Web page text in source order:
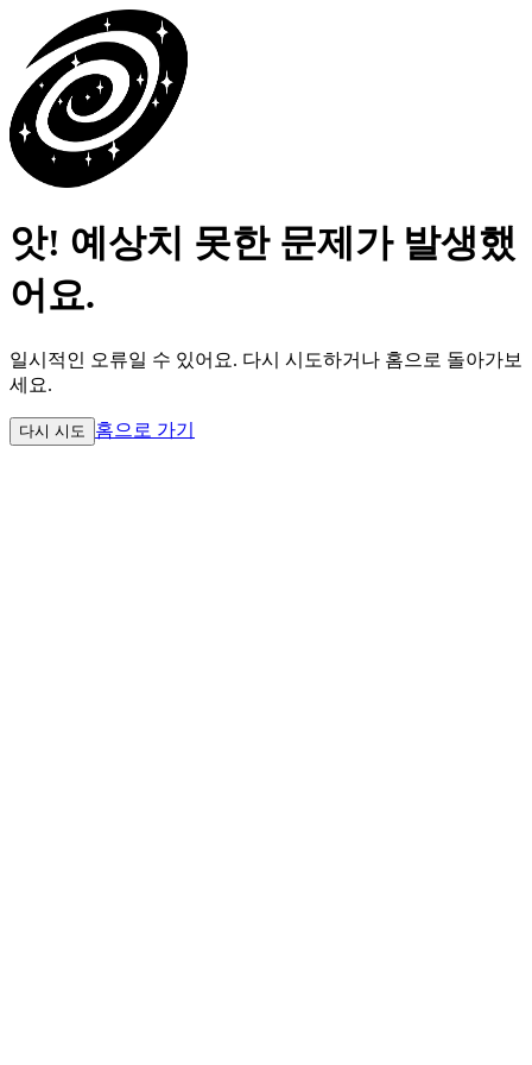
앗! 예상치 못한 문제가 발생했
어요.
일시적인 오류일 수 있어요. 다시 시도하거나 홈으로 돌아가보
세요.
다시 시도 홈으로 가기